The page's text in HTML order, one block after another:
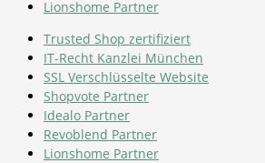
Lionshome Partner
Trusted Shop zertifiziert
IT-Recht Kanzlei München
SSL Verschlüsselte Website
Shopvote Partner
Idealo Partner
Revoblend Partner
Lionshome Partner